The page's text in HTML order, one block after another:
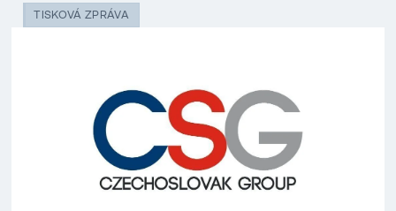
TISKOVÁ ZPRÁVA